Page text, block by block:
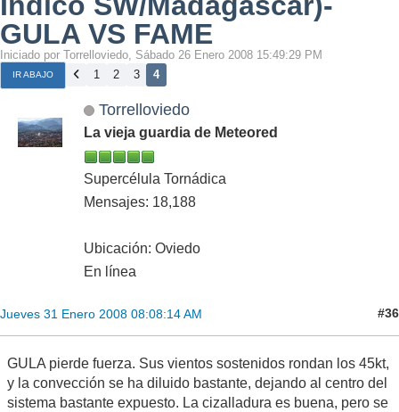
GULA VS FAME
Iniciado por Torrelloviedo, Sábado 26 Enero 2008 15:49:29 PM
IR ABAJO 1 2 3 4
Torrelloviedo
La vieja guardia de Meteored
Supercélula Tornádica
Mensajes: 18,188
Ubicación: Oviedo
En línea
Jueves 31 Enero 2008 08:08:14 AM #36
GULA pierde fuerza. Sus vientos sostenidos rondan los 45kt,
y la convección se ha diluido bastante, dejando al centro del
sistema bastante expuesto. La cizalladura es buena, pero se